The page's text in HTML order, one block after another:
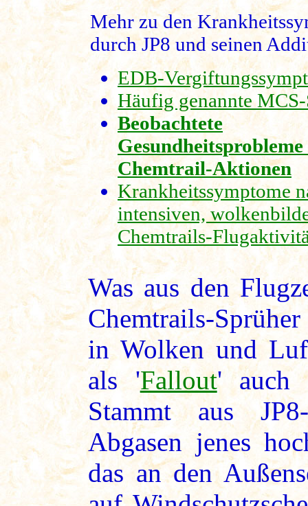
Mehr zu den
durch JP8 und seinen
EDB-
Häufig genannte
Beobachtete
Chemtrail-Aktionen
Krankheitssymptome
intensiven,
Chemtrails-
Was aus den
Chemtrails-
in Wolken und
als 'Fallout' auch
Stammt aus
Abgasen jenes
das an den